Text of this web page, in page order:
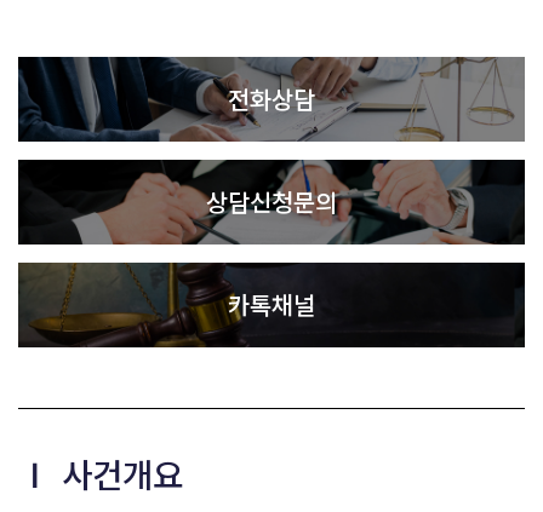
전화상담
상담신청문의
카톡채널
Ⅰ 사건개요